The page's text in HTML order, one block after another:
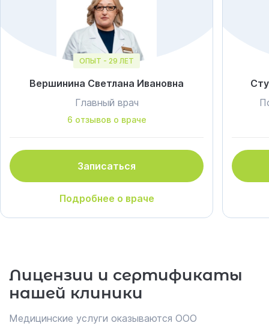
ОПЫТ - 29 ЛЕТ
Вершинина Светлана Ивановна
Главный врач
6 отзывов о враче
Записаться
Подробнее о враче
Лицензии и сертификаты
нашей клиники
Медицинские услуги оказываются ООО